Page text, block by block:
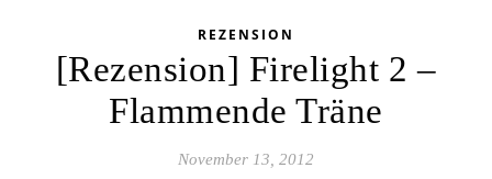
REZENSION
[Rezension] Firelight 2 –
Flammende Träne
November 13, 2012